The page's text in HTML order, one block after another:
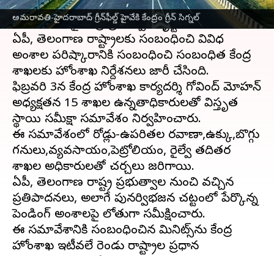
అమరావతి-హైదరాబాద్‌ గ్రీన్‌ఫీల్డ్‌ హైవేకి కేంద్రం గ్రీన్ సిగ్నల్
ఆంధ్రప్రదేశ్‌పునర్విభజన చట్టంలో ఇంకా పరిష్కారం
కాని అంశాలపై కేంద్ర ప్రభుత్వం దృష్టి సారించింది.
ఏపీ, తెలంగాణ రాష్ట్రాలకు సంబంధించి వివిధ
అంశాల పరిష్కారానికి సంబంధించి సంబంధిత కేంద్ర
శాఖలకు హోంశాఖ నిర్దేశనలు జారీ చేసింది.
ఫిబ్రవరి 3న కేంద్ర హోంశాఖ కార్యదర్శి గోవింద్‌ మోహన్‌
అధ్యక్షతన 15 శాఖల ఉన్నతాధికారులతో విస్తృత
స్థాయి సమీక్షా సమావేశం నిర్వహించారు.
ఈ సమావేశంలో రోడ్లు-ఉపరితల రవాణా,ఉక్కు,బొగ్గు
గనులు,వ్యవసాయం,పెట్రోలియం, రైల్వే తదితర
శాఖల అధికారులతో చర్చలు జరిగాయి.
ఏపీ, తెలంగాణ రాష్ట్ర ప్రభుత్వాల నుంచి వచ్చిన
ప్రతిపాదనలు, అలాగే పునర్విభజన చట్టంలో పేర్కొన్న
పెండింగ్ అంశాలపై లోతుగా సమీక్షించారు.
ఈ సమావేశానికి సంబంధించిన మినిట్స్‌ను కేంద్ర
హోంశాఖ ఇటీవలే రెండు రాష్ట్రాల ప్రధాన